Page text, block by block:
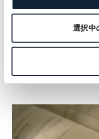
選択中
まで名だたる顧客の
ブレゲの遺産を形づ
の名を刻む機